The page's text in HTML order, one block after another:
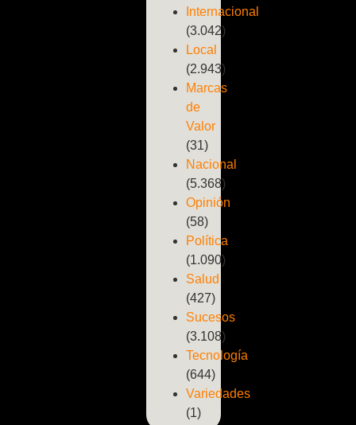
Internacional
(3.042)
Local
(2.943)
Marcas
de
Valor
(31)
Nacional
(5.368)
Opinión
(58)
Política
(1.090)
Salud
(427)
Sucesos
(3.108)
Tecnología
(644)
Variedades
(1)